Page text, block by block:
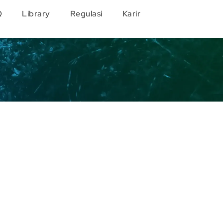
Library Regulasi Karir